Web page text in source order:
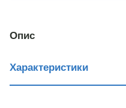
Опис
Характеристики